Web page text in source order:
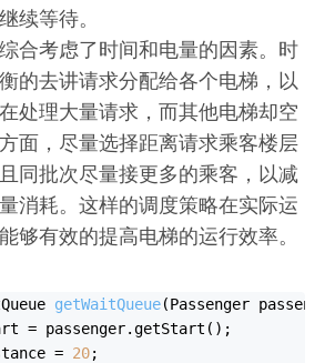
续等待。
合考虑了时间和电量的因素。时
的去讲请求分配给各个电梯，以
处理大量请求，而其他电梯却空
面，尽量选择距离请求乘客楼层
同批次尽量接更多的乘客，以减
消耗。这样的调度策略在实际运
够有效的提高电梯的运行效率。
getWaitQueue(Passenger
= passenger.getStart() ;
= 20;